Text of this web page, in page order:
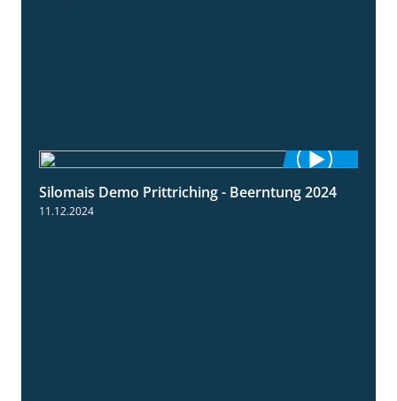
12:28
Silomais Demo Prittriching - Beerntung 2024
11.12.2024